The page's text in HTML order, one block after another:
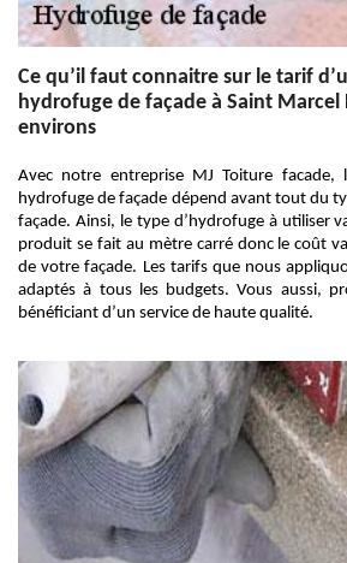
Ce qu’il faut connaitre sur le tarif
hydrofuge de façade à Saint Marcel
environs
Avec notre entreprise MJ Toiture facade,
hydrofuge de façade dépend avant tout du
façade. Ainsi, le type d’hydrofuge à utiliser
produit se fait au mètre carré donc le coût
de votre façade. Les tarifs que nous
adaptés à tous les budgets. Vous aussi,
bénéficiant d’un service de haute qualité.